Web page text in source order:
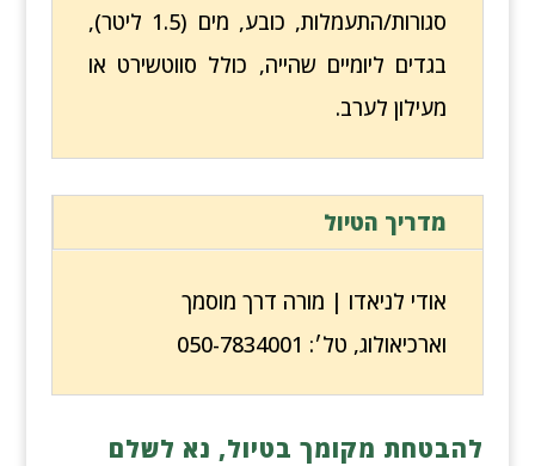
סגורות/התעמלות, כובע, מים (1.5 ליטר),
בגדים ליומיים שהייה, כולל סווטשירט או
מעילון לערב.
מדריך הטיול
אודי לניאדו | מורה דרך מוסמך
וארכיאולוג, טל׳: 050-7834001
להבטחת מקומך בטיול, נא לשלם